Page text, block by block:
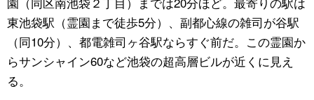
東池袋駅（霊園まで徒歩5分）、副都心線の雑司が谷駅
（同10分）、都電雑司ヶ谷駅ならすぐ前だ。この霊園か
らサンシャイン60など池袋の超高層ビルが近くに見え
る。